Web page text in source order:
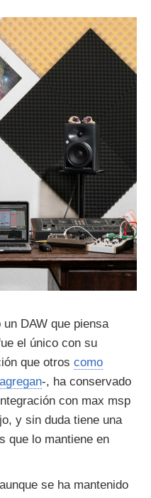
DAW que piensa
el único con su
que otros como
-, ha conservado
con max msp
y sin duda tiene una
que lo mantiene en
se ha mantenido